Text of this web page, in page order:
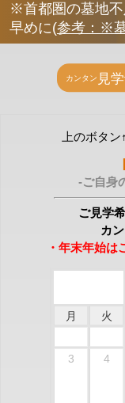
※首都圏の墓地
早めに(参考：※
上のボタ
-ご自身
ご見学
カ
・年末年始は
月 火
3
4